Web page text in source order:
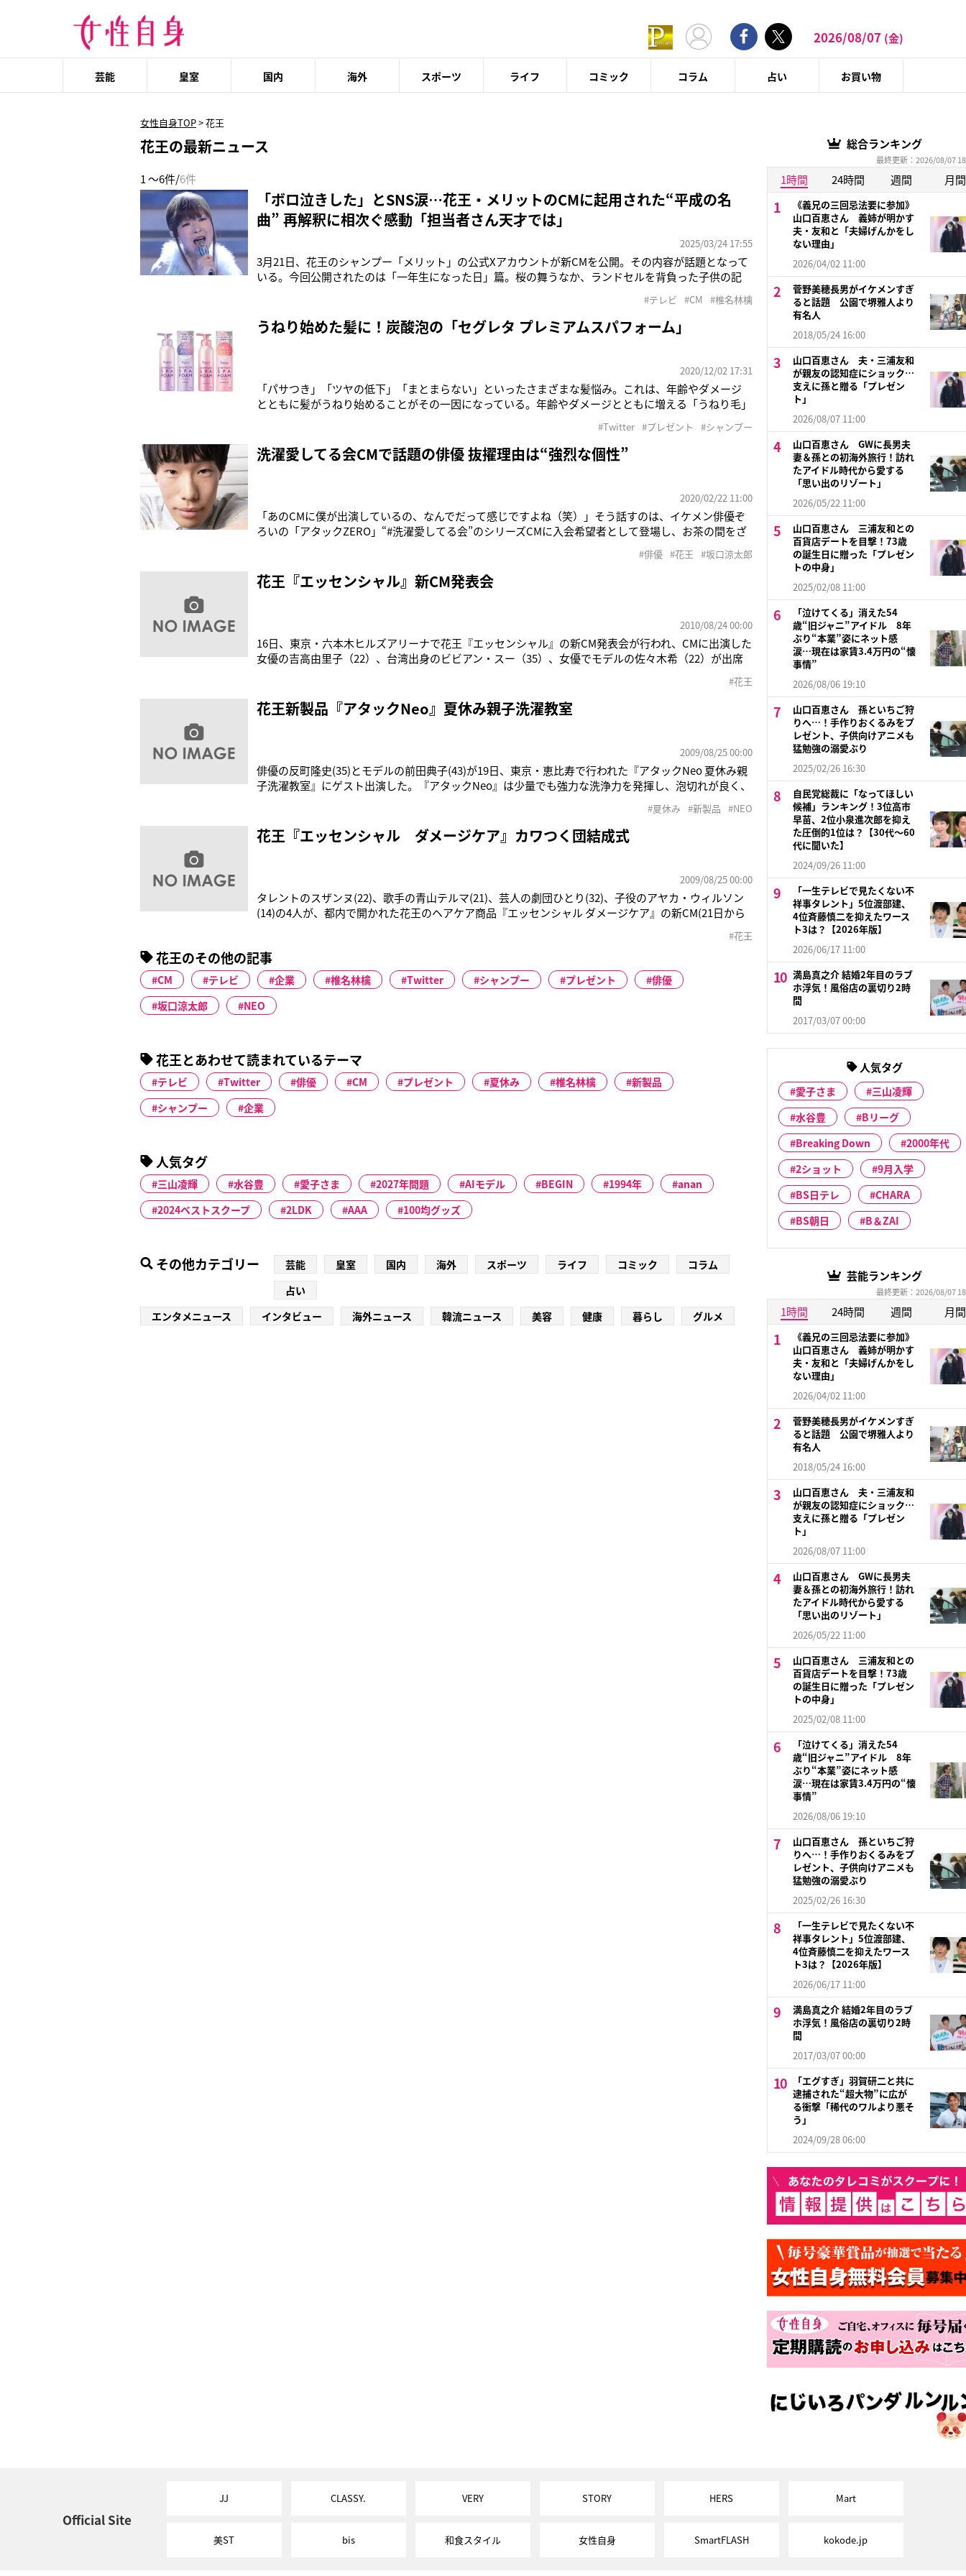
2026/08/07 (金)
芸能 皇室 国内 海外 スポーツ ライフ コミック コラム 占い お買い物
女性自身TOP>花王
花王の最新ニュース
1 ～6件/6件
「ボロ泣きした」とSNS涙…花王・メリットのCMに起用された“平成の名
曲” 再解釈に相次ぐ感動「担当者さん天才では」
2025/03/24 17:55
3月21日、花王のシャンプー「メリット」の公式Xアカウントが新CMを公開。その内容が話題となって
いる。今回公開されたのは「一年生になった日」篇。桜の舞うなか、ランドセルを背負った子供の記
いう手書きの文字が流れると、親子でシャンプーをするシーンに。そして、「家族と愛とメリット」と
いうキャッチコピーとともに商品
#テレビ #CM #椎名林檎
うねり始めた髪に！炭酸泡の「セグレタ プレミアムスパフォーム」
2020/12/02 17:31
「パサつき」「ツヤの低下」「まとまらない」といったさまざまな髪悩み。これは、年齢やダメージ
とともに髪がうねり始めることがその一因になっている。年齢やダメージとともに増える「うねり毛」
る“大人のうねり髪”。毛髪そのものの変化として、40歳前後を境に毛髪が、細くなる・ハリコシ（毛髪
の弾性）が低下したり、本数が減少す
#Twitter #プレゼント #シャンプー
洗濯愛してる会CMで話題の俳優 抜擢理由は“強烈な個性”
2020/02/22 11:00
「あのCMに僕が出演しているの、なんでだって感じですよね（笑）」そう話すのは、イケメン俳優ぞ
ろいの「アタックZERO」“#洗濯愛してる会”のシリーズCMに入会希望者として登場し、お茶の間をざ
まったそう。「オーディションに白い服で行ったんですが、シミがついていたのに後で気が付い
て。“洗剤のCMなのに！ 落ち
#俳優 #花王 #坂口涼太郎
花王『エッセンシャル』新CM発表会
2010/08/24 00:00
16日、東京・六本木ヒルズアリーナで花王『エッセンシャル』の新CM発表会が行われ、CMに出演した
女優の吉高由里子（22）、台湾出身のビビアン・スー（35）、女優でモデルの佐々木希（22）が出席
た」と口を揃えた。CMのテーマが『自分の髪に“キュン！”とする』であることから、3人はそれぞれキ
ュンとするものを紹
#花王
花王新製品『アタックNeo』夏休み親子洗濯教室
2009/08/25 00:00
俳優の反町隆史(35)とモデルの前田典子(43)が19日、東京・恵比寿で行われた『アタックNeo 夏休み親
子洗濯教室』にゲスト出演した。『アタックNeo』は少量でも強力な洗浄力を発揮し、泡切れが良く、
エコ活動について「撮影の時に紙コップをできるだけ使わないように、自分のカップをスタジオに持
って行って使うよう
#夏休み #新製品 #NEO
花王『エッセンシャル ダメージケア』カワつく団結成式
2009/08/25 00:00
タレントのスザンヌ(22)、歌手の青山テルマ(21)、芸人の劇団ひとり(32)、子役のアヤカ・ウィルソン
(14)の4人が、都内で開かれた花王のヘアケア商品『エッセンシャル ダメージケア』の新CM(21日から
するプロジェクト。団員として“景気回復”をマニフェストに掲げたスザンヌは、景気回復の意味を問わ
れる
#花王
花王のその他の記事
CM テレビ 企業 椎名林檎 Twitter シャンプー プレゼント
俳優
坂口涼太郎
NEO
花王とあわせて読まれているテーマ
テレビ Twitter 俳優 CM プレゼント 夏休み 椎名林檎
新製品
シャンプー
企業
人気タグ
三山凌輝 水谷豊 愛子さま 2027年問題 AIモデル BEGIN 1994年
anan
2024ベストスクープ
2LDK AAA 100均グッズ
その他カテゴリー 芸能 皇室 国内 海外 スポーツ ライフ コミック
コラム
占い
エンタメニュース
インタビュー 海外ニュース 韓流ニュース 美容 健康 暮らし グルメ
総合ランキング
最終更新：2026/08/07
1時間 24時間 週間 月間
《義兄の三回忌法要に参加》
山口百恵さん 義姉が明かす
夫・友和と「夫婦げんかをし
ない理由」
2026/04/02 11:00
菅野美穂長男がイケメンすぎ
ると話題 公園で堺雅人より
有名人
2018/05/24 16:00
山口百恵さん 夫・三浦友和
が親友の認知症にショック…
支えに孫と贈る「プレゼン
ト」
2026/08/07 11:00
山口百恵さん GWに長男夫
妻＆孫との初海外旅行！訪れ
たアイドル時代から愛する
「思い出のリゾート」
2026/05/22 11:00
山口百恵さん 三浦友和との
百貨店デートを目撃！73歳
の誕生日に贈った「プレゼン
トの中身」
2025/02/08 11:00
「泣けてくる」消えた54
歳“旧ジャニ”アイドル 8年
ぶり“本業”姿にネット感
涙…現在は家賃3.4万円の“懐
事情”
2026/08/06 19:10
山口百恵さん 孫といちご狩
りへ…！手作りおくるみをプ
レゼント、子供向けアニメも
猛勉強の溺愛ぶり
2025/02/26 16:30
自民党総裁に「なってほしい
候補」ランキング！3位高市
早苗、2位小泉進次郎を抑え
た圧倒的1位は？【30代〜60
代に聞いた】
2024/09/26 11:00
「一生テレビで見たくない不
祥事タレント」5位渡部建、
4位斉藤慎二を抑えたワース
ト3は？【2026年版】
2026/06/17 11:00
満島真之介 結婚2年目のラブ
ホ浮気！風俗店の裏切り2時
間
2017/03/07 00:00
人気タグ
愛子さま
三山凌輝
水谷豊
Bリーグ
Breaking Down
2000年代
2ショット
9月入学
BS日テレ
CHARA
BS朝日
B＆ZAI
芸能ランキング
最終更新：2026/08/07
1時間 24時間 週間 月間
《義兄の三回忌法要に参加》
山口百恵さん 義姉が明かす
夫・友和と「夫婦げんかをし
ない理由」
2026/04/02 11:00
菅野美穂長男がイケメンすぎ
ると話題 公園で堺雅人より
有名人
2018/05/24 16:00
山口百恵さん 夫・三浦友和
が親友の認知症にショック…
支えに孫と贈る「プレゼン
ト」
2026/08/07 11:00
山口百恵さん GWに長男夫
妻＆孫との初海外旅行！訪れ
たアイドル時代から愛する
「思い出のリゾート」
2026/05/22 11:00
山口百恵さん 三浦友和との
百貨店デートを目撃！73歳
の誕生日に贈った「プレゼン
トの中身」
2025/02/08 11:00
「泣けてくる」消えた54
歳“旧ジャニ”アイドル 8年
ぶり“本業”姿にネット感
涙…現在は家賃3.4万円の“懐
事情”
2026/08/06 19:10
山口百恵さん 孫といちご狩
りへ…！手作りおくるみをプ
レゼント、子供向けアニメも
猛勉強の溺愛ぶり
2025/02/26 16:30
「一生テレビで見たくない不
祥事タレント」5位渡部建、
4位斉藤慎二を抑えたワース
ト3は？【2026年版】
2026/06/17 11:00
満島真之介 結婚2年目のラブ
ホ浮気！風俗店の裏切り2時
間
2017/03/07 00:00
「エグすぎ」羽賀研二と共に
逮捕された“超大物”に広が
る衝撃「稀代のワルより悪そ
う」
2024/09/28 06:00
Official Site
JJ CLASSY. VERY STORY HERS Mart
美ST bis 和食スタイル 女性自身 SmartFLASH kokode.jp